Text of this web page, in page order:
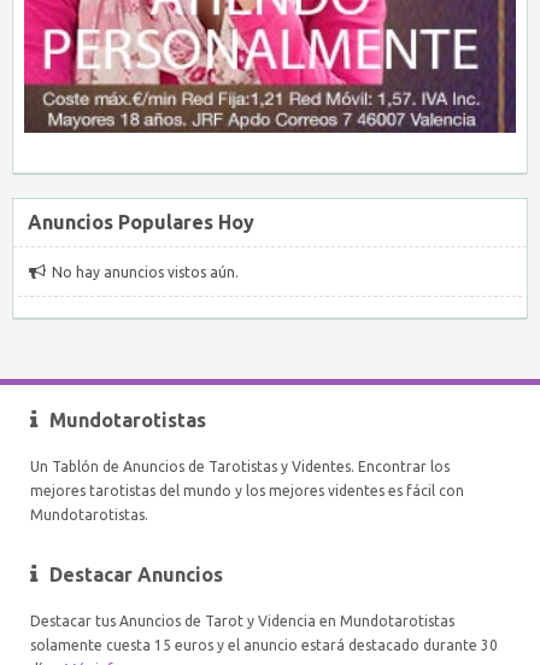
Anuncios Populares Hoy
No hay anuncios vistos aún.
Mundotarotistas
Un Tablón de Anuncios de Tarotistas y Videntes. Encontrar los
mejores tarotistas del mundo y los mejores videntes es fácil con
Mundotarotistas.
Destacar Anuncios
Destacar tus Anuncios de Tarot y Videncia en Mundotarotistas
solamente cuesta 15 euros y el anuncio estará destacado durante 30